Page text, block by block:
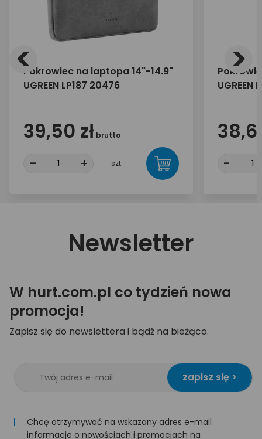
Pokrowiec na laptopa 14"-14.9"
UGREEN LP187 20476
39,50 zł brutto
- + szt.
UGREEN
-
< >
Newsletter
W hurt.com.pl co tydzień nowa
promocja!
Zapisz się do newslettera i bądź na bieżąco.
zapisz się >
Chcę otrzymywać na wskazany adres e-mail
informacje o nowościach i promocjach na